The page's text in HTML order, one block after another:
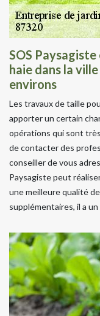
SOS
haie dans la
environs
Les travaux de taille
apporter un certain
opérations qui sont
de contacter des
conseiller de vous
Paysagiste peut
une meilleure qualité
supplémentaires, il a